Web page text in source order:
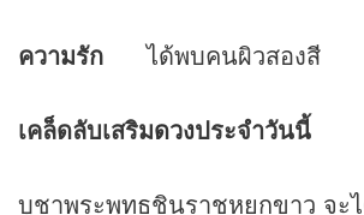
ความรัก ได้พบคนผิวสองสี
เคล็ดลับเสริมดวงประจำวันนี้
บูชาพระพุทธชินราชหยกขาว จะ